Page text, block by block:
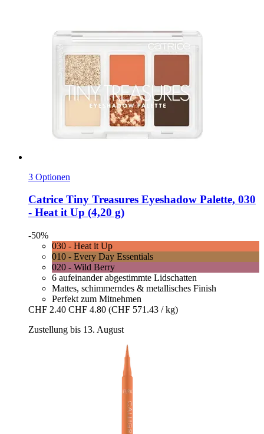
3 Optionen
Catrice Tiny Treasures Eyeshadow Palette, 030
-​ Heat it Up (4,20 g)
-50%
030 - Heat it Up
010 - Every Day Essentials
020 - Wild Berry
6 aufeinander abgestimmte Lidschatten
Mattes, schimmerndes & metallisches Finish
Perfekt zum Mitnehmen
CHF 2.40 CHF 4.80 (CHF 571.43 / kg)
Zustellung bis 13. August